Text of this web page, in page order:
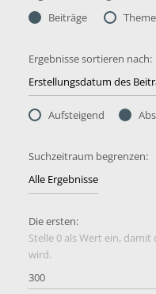
Beiträge
Ergebnisse sortieren nach:
Aufsteigend
Suchzeitraum begrenzen:
Die ersten:
Stelle 0 als Wert ein,
wird.